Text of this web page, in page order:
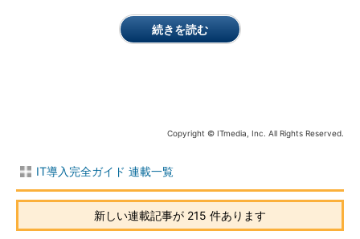
続きを読む
Copyright © ITmedia, Inc. All Rights Reserved.
IT導入完全ガイド 連載一覧
新しい連載記事が 215 件あります